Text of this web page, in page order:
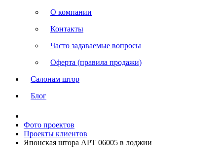
О компании
Контакты
Часто задаваемые вопросы
Оферта (правила продажи)
Салонам штор
Блог
Фото проектов
Проекты клиентов
Японская штора АРТ 06005 в лоджии